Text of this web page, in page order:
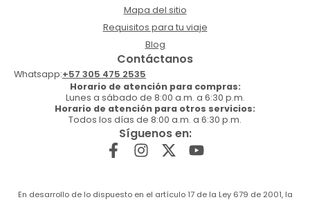
Mapa del sitio
Requisitos para tu viaje
Blog
Contáctanos
Whatsapp:+57 305 475 2535
Horario de atención para compras:
Lunes a sábado de 8:00 a.m. a 6:30 p.m.
Horario de atención para otros servicios:
Todos los días de 8:00 a.m. a 6:30 p.m.
Síguenos en:
En desarrollo de lo dispuesto en el artículo 17 de la Ley 679 de 2001, la